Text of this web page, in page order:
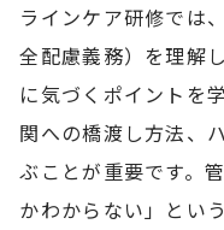
ラインケア研修では
全配慮義務）を理解
に気づくポイントを
関への橋渡し方法、
ぶことが重要です。
かわからない」とい